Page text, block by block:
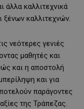
άλλα καλλιτεχνικά
καλλιτεχνών.
νεότερες γενιές
μαθητές και
και η αποστολή
και για
παράγοντες
της Τράπεζας.